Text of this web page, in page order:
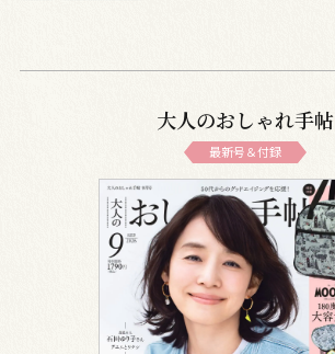
大人のおしゃれ手帖
最新号＆付録